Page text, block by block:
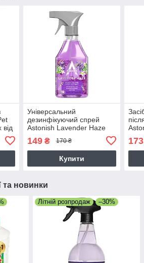
Універсальний
дезинфікуючий спрей
Astonish Lavender Haze
149₴ 170 ₴
Купити
173
та новинки
Літній розпродаж –30%